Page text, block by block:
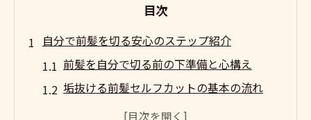
目次
自分で前髪を切る安心のステップ紹介
前髪を自分で切る前の下準備と心構え
垢抜ける前髪セルフカットの基本の流れ
前髪を綺麗に切る方法と注意点まとめ